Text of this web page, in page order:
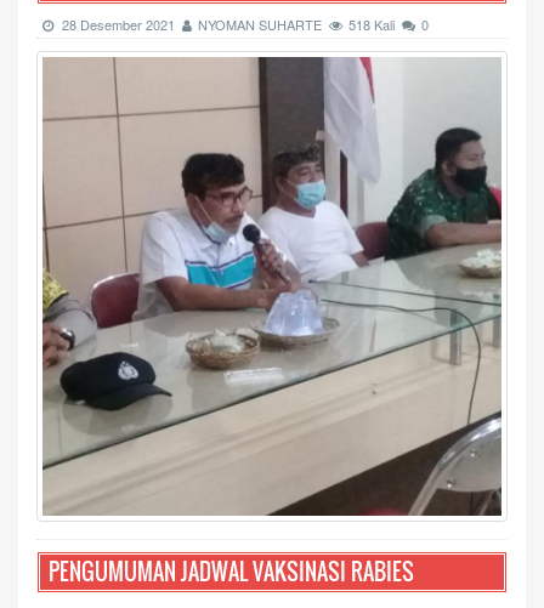
28 Desember 2021 NYOMAN SUHARTE 518 Kali 0
PENGUMUMAN JADWAL VAKSINASI RABIES